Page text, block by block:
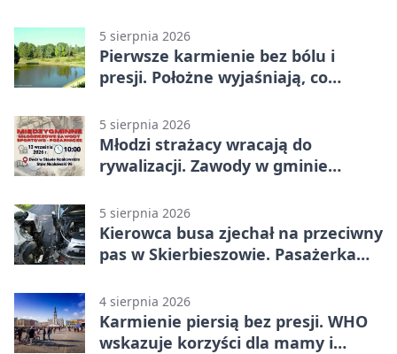
5 sierpnia 2026
Pierwsze karmienie bez bólu i
presji. Położne wyjaśniają, co
5 sierpnia 2026
Młodzi strażacy wracają do
rywalizacji. Zawody w gminie
5 sierpnia 2026
Kierowca busa zjechał na przeciwny
pas w Skierbieszowie. Pasażerka
4 sierpnia 2026
Karmienie piersią bez presji. WHO
wskazuje korzyści dla mamy i